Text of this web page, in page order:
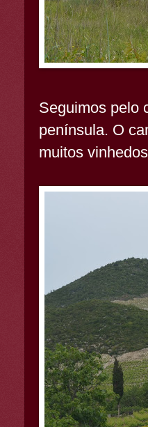
Seguimos pelo
península. O
muitos